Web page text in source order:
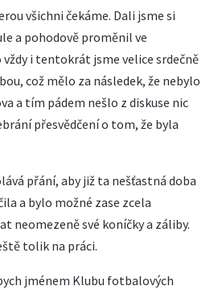
všichni čekáme. Dali jsme si
a pohodově proměnil ve
vždy i tentokrát jsme velice srdečně
což mělo za následek, že nebylo
a tím pádem nešlo z diskuse nic
přesvědčení o tom, že byla
přání, aby již ta nešťastná doba
a bylo možné zase zcela
neomezeně své koníčky a záliby.
tolik na práci.
jménem Klubu fotbalových